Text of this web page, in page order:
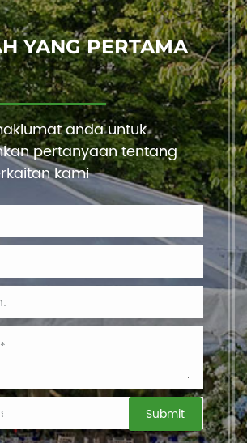
YANG PERTAMA
anda untuk
pertanyaan tentang
kami